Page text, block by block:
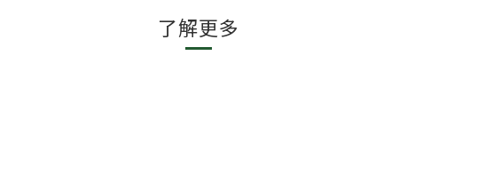
了解更多